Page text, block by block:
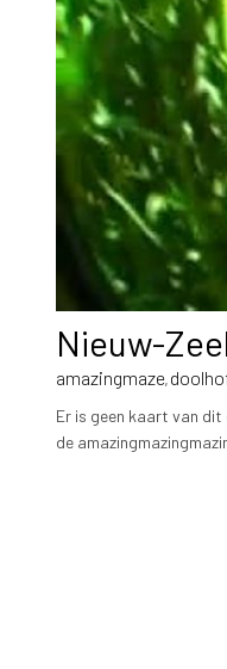
Nieuw-
amazingmaze,
Er is geen kaart van dit
de